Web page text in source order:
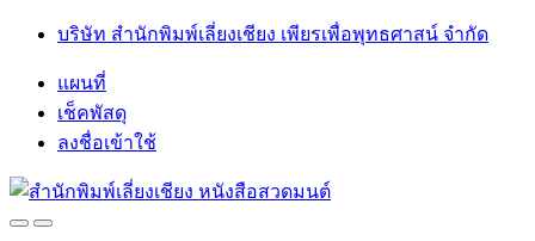
Skip
navigation
Skip
บริษัท สำนักพิมพ์เลี่ยงเชียง เพียรเพื่อพุทธศาสน์ จำกัด
แผนที่
เช็คพัสดุ
ลงชื่อเข้าใช้
OpenClose